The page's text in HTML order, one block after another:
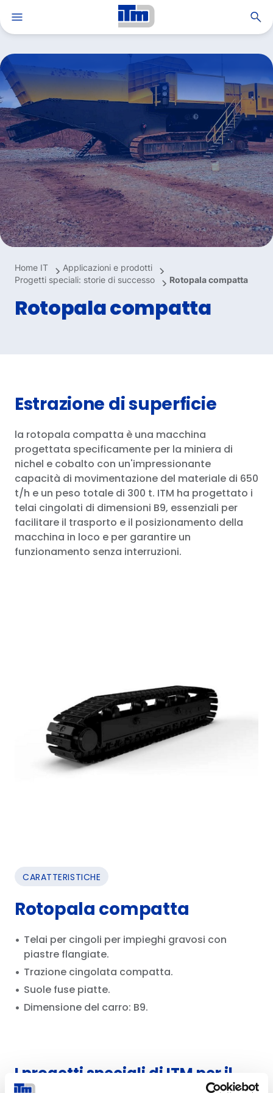
Apri ricerca
Gruppo ITM
Soluzioni e servizi
Applicazioni e prodotti
Innovazione e know-how
Sostenibilità
Opportunità di lavoro
MyITM
TrackAdvice®
Rete di distribuzione
Download
Home IT
Applicazioni e prodotti
Progetti speciali: storie di successo
Rotopala compatta
Rotopala compatta
Estrazione di superficie
la rotopala compatta è una macchina
progettata specificamente per la miniera di
nichel e cobalto con un'impressionante
capacità di movimentazione del materiale di 650
t/h e un peso totale di 300 t. ITM ha progettato i
telai cingolati di dimensioni B9, essenziali per
facilitare il trasporto e il posizionamento della
macchina in loco e per garantire un
funzionamento senza interruzioni.
CARATTERISTICHE
Rotopala compatta
Telai per cingoli per impieghi gravosi con
piastre flangiate.
Trazione cingolata compatta.
Suole fuse piatte.
Dimensione del carro: B9.
I progetti speciali di ITM per il